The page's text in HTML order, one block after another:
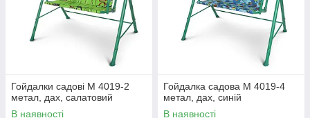
Гойдалки садові M 4019-2
метал, дах, салатовий
В наявності
Гойдалка садова M 4019-4
метал, дах, синій
В наявності